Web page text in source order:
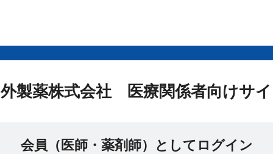
製薬株式会社 医療関係者向けサ
会員（医師・薬剤師）としてログイン